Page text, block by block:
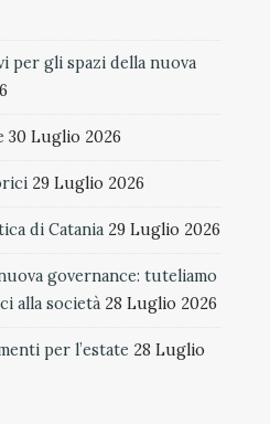
per gli spazi della nuova
30 Luglio 2026
29 Luglio 2026
di Catania 29 Luglio 2026
governance: tuteliamo
alla società 28 Luglio 2026
per l’estate 28 Luglio